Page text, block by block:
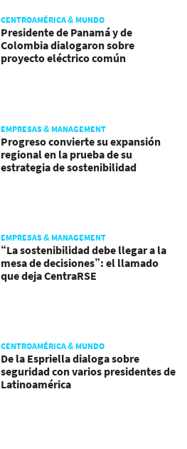
CENTROAMÉRICA & MUNDO
Presidente de Panamá y de
Colombia dialogaron sobre
proyecto eléctrico común
EMPRESAS & MANAGEMENT
Progreso convierte su expansión
regional en la prueba de su
estrategia de sostenibilidad
EMPRESAS & MANAGEMENT
“La sostenibilidad debe llegar a la
mesa de decisiones”: el llamado
que deja CentraRSE
CENTROAMÉRICA & MUNDO
De la Espriella dialoga sobre
seguridad con varios presidentes de
Latinoamérica